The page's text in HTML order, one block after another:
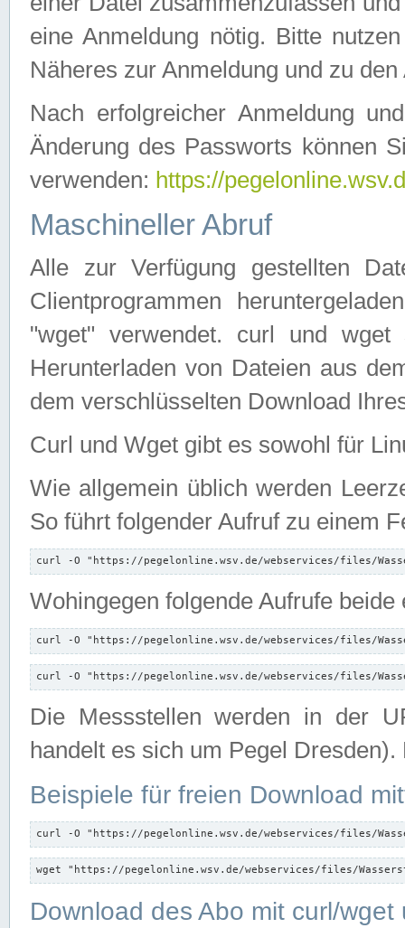
eine Anmeldung nötig. Bitte
Näheres zur Anmeldung und zu
Nach erfolgreicher Anmeldung
Änderung des Passworts können
verwenden: https://
Maschineller Abruf
Alle zur Verfügung gestellten
Clientprogrammen
"wget" verwendet. curl und wget
Herunterladen von Dateien aus
dem verschlüsselten Download
Curl und Wget gibt es sowohl für
Wie allgemein üblich werden
So führt folgender Aufruf zu einem
curl -O "https://pegelonline.wsv.de/webservices/files/
Wohingegen folgende Aufrufe beide
curl -O "https://pegelonline.wsv.de/webservices/files/
curl -O "https://pegelonline.wsv.de/webservices/files/
Die Messstellen werden in der
handelt es sich um Pegel
Beispiele für freien Download
curl -O "https://pegelonline.wsv.de/webservices/files/
wget "https://pegelonline.wsv.de/webservices/files/
Download des Abo mit curl/